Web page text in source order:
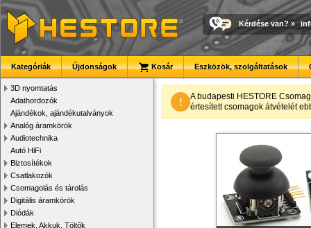
Kérdése van? »
Kategóriák Újdonságok Kosár Eszközök, szolgáltatások
3D nyomtatás
Adathordozók
Ajándékok, ajándékutalványok
Analóg áramkörök
Audiotechnika
Autó HiFi
Biztosítékok
Csatlakozók
Csomagolás és tárolás
Digitális áramkörök
Diódák
Elemek, Akkuk, Töltők
!
A budapesti HESTORE
értesített csomagok átvételét
Megbízható
Új, modern
Új PLA
Kiváló árfekvésű, sok
3D nyomtató
Kiváló minőségű,